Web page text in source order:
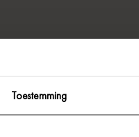
Toestemming